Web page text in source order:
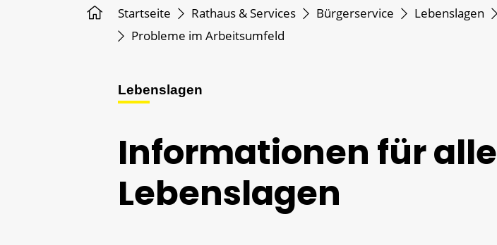
Startseite Rathaus & Services Bürgerservice Lebenslagen
Probleme im Arbeitsumfeld
Lebenslagen
Informationen für alle
Lebenslagen